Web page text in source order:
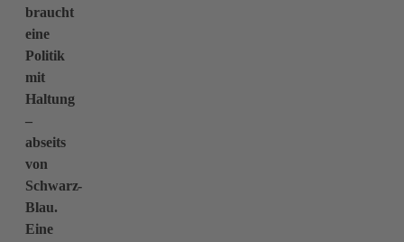
braucht
eine
Politik
mit
Haltung
–
abseits
von
Schwarz-
Blau.
Eine